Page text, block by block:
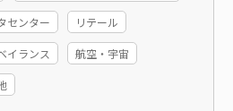
センター リテール
イランス 航空・宇宙